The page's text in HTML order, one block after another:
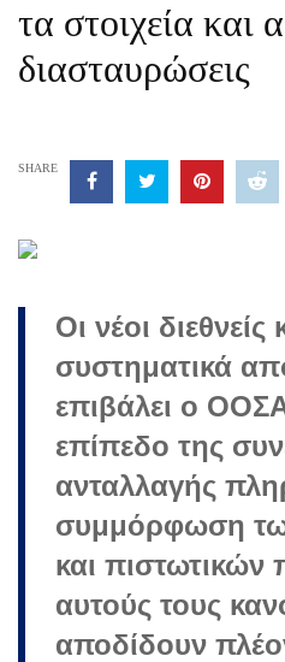
τα στοιχεία και
διασταυρώσεις
SHARE
Οι νέοι
συστηματικά
επιβάλει ο
επίπεδο της
ανταλλαγής
συμμόρφωση
και
αυτούς τους
αποδίδουν